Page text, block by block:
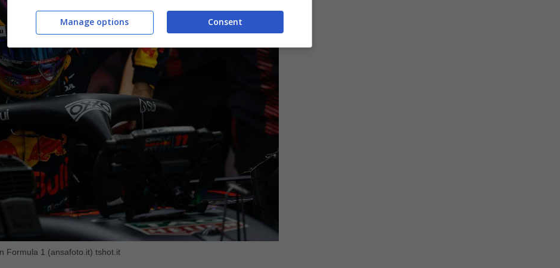
Formula 1 (ansafoto.it) tshot.it
Consent
Manage options